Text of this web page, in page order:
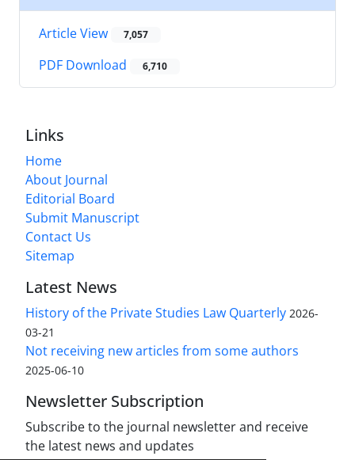
Article View 7,057
PDF Download 6,710
Links
Home
About Journal
Editorial Board
Submit Manuscript
Contact Us
Sitemap
Latest News
History of the Private Studies Law Quarterly 2026-
03-21
Not receiving new articles from some authors
2025-06-10
Newsletter Subscription
Subscribe to the journal newsletter and receive
the latest news and updates